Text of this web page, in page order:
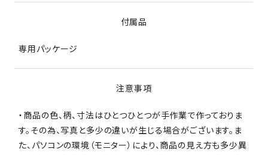
付属品
専用パッケージ
注意事項
・商品の色、柄、寸法はひとつひとつが手作業で作っておりま
す。その為、写真と多少の違いが生じる場合がございます。ま
た、パソコンの環境（モニター）により、商品の見え方も多少異